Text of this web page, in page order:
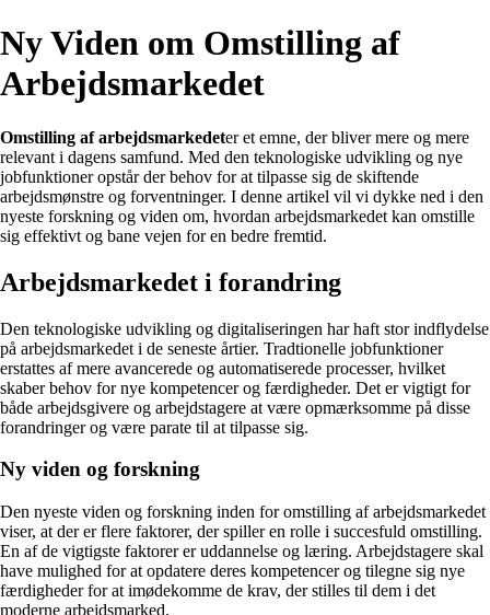
Ny Viden om Omstilling af
Arbejdsmarkedet
Omstilling af arbejdsmarkedeter et emne, der bliver mere og mere
relevant i dagens samfund. Med den teknologiske udvikling og nye
jobfunktioner opstår der behov for at tilpasse sig de skiftende
arbejdsmønstre og forventninger. I denne artikel vil vi dykke ned i den
nyeste forskning og viden om, hvordan arbejdsmarkedet kan omstille
sig effektivt og bane vejen for en bedre fremtid.
Arbejdsmarkedet i forandring
Den teknologiske udvikling og digitaliseringen har haft stor indflydelse
på arbejdsmarkedet i de seneste årtier. Tradtionelle jobfunktioner
erstattes af mere avancerede og automatiserede processer, hvilket
skaber behov for nye kompetencer og færdigheder. Det er vigtigt for
både arbejdsgivere og arbejdstagere at være opmærksomme på disse
forandringer og være parate til at tilpasse sig.
Ny viden og forskning
Den nyeste viden og forskning inden for omstilling af arbejdsmarkedet
viser, at der er flere faktorer, der spiller en rolle i succesfuld omstilling.
En af de vigtigste faktorer er uddannelse og læring. Arbejdstagere skal
have mulighed for at opdatere deres kompetencer og tilegne sig nye
færdigheder for at imødekomme de krav, der stilles til dem i det
moderne arbejdsmarked.